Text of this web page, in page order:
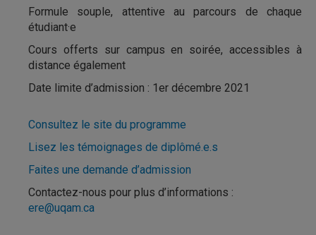
Formule souple, attentive au parcours de chaque
étudiant·e
Cours offerts sur campus en soirée, accessibles à
distance également
Date limite d’admission : 1er décembre 2021
Consultez le site du programme
Lisez les témoignages de diplômé.e.s
Faites une demande d’admission
Contactez-nous pour plus d’informations :
ere@uqam.ca